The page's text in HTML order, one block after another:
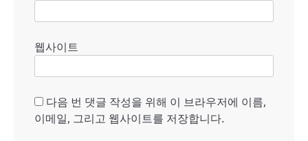
웹사이트
다음 번 댓글 작성을 위해 이 브라우저에 이름,
이메일, 그리고 웹사이트를 저장합니다.